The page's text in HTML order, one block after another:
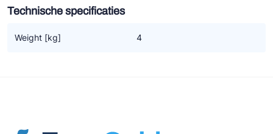
Doucette Industries
Technische specificaties
Weight [kg] 4